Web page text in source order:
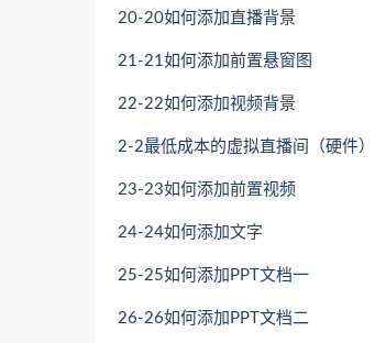
20-20如何添加直播背景
21-21如何添加前置悬窗图
22-22如何添加视频背景
2-2最低成本的虚拟直播间（硬件）
23-23如何添加前置视频
24-24如何添加文字
25-25如何添加PPT文档一
26-26如何添加PPT文档二